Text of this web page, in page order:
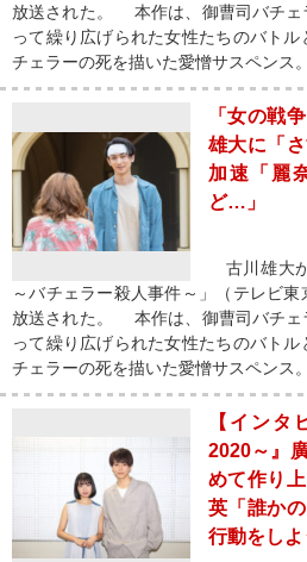
放送された。 本作は、御曹司バチェ
って繰り広げられた女性たちのバト
チェラーの死を描いた愛憎サスペンス
「女の戦
雄大に「
加速「麗
ど…」
古川雄大
～バチェラー殺人事件～」（テレビ
放送された。 本作は、御曹司バチェ
って繰り広げられた女性たちのバト
チェラーの死を描いた愛憎サスペンス
【インタ
2020～』
めて作り
英「誰か
行動をしよ